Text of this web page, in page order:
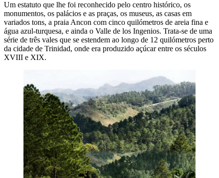
Um estatuto que lhe foi reconhecido pelo centro histórico, os
monumentos, os palácios e as praças, os museus, as casas em
variados tons, a praia Ancon com cinco quilómetros de areia fina e
água azul-turquesa, e ainda o Valle de los Ingenios. Trata-se de uma
série de três vales que se estendem ao longo de 12 quilómetros perto
da cidade de Trinidad, onde era produzido açúcar entre os séculos
XVIII e XIX.